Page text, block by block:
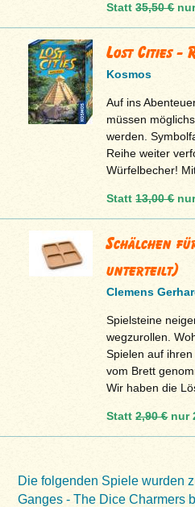
Statt35,50 €
Lost Cities -
Kosmos
Auf ins
müssen
werden.
Reihe weiter
Würfelbecher!
Statt13,00 €
Schälchen
unterteilt)
Clemens
Spielsteine
wegzurollen.
Spielen auf
vom Brett
Wir haben die
Statt2,90 €nur
Die folgenden Spiele wurden
Ganges - The Dice Charmers